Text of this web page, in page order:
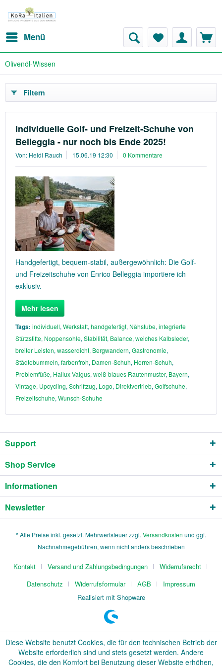
Menü
Olivenöl-Wissen
Filtern
Individuelle Golf- und Freizeit-Schuhe von
Belleggia - nur noch bis Ende 2025!
Von: Heidi Rauch 15.06.19 12:30 0 Kommentare
Handgefertigt, bequem-stabil, außergewöhnlich: Die Golf-
und Freizeitschuhe von Enrico Belleggia importiere ich
exklusiv.
Mehr lesen
Tags: individuell, Werkstatt, handgefertigt, Nähstube, integrierte
Stützstifte, Noppensohle, Stabilität, Balance, weiches Kalbsleder,
breiter Leisten, wasserdicht, Bergwandern, Gastronomie,
Städtebummeln, farbenfroh, Damen-Schuh, Herren-Schuh,
Problemfüße, Hallux Valgus, weiß-blaues Rautenmuster, Bayern,
Vintage, Upcycling, Schriftzug, Logo, Direktvertrieb, Golfschuhe,
Freizeitschuhe, Wunsch-Schuhe
Support
Shop Service
Informationen
Newsletter
* Alle Preise inkl. gesetzl. Mehrwertsteuer zzgl. Versandkosten und ggf.
Nachnahmegebühren, wenn nicht anders beschrieben
Kontakt Versand und Zahlungsbedingungen
Widerrufsrecht
Datenschutz
Widerrufsformular AGB
Impressum
Realisiert mit Shopware
Diese Website benutzt Cookies, die für den technischen Betrieb der
Website erforderlich sind und stets gesetzt werden. Andere
Cookies, die den Komfort bei Benutzung dieser Website erhöhen,